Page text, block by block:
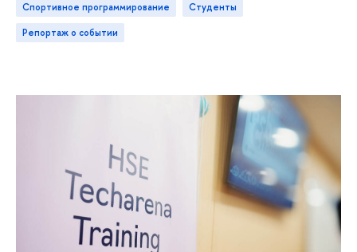
Спортивное программирование
студенты
репортаж о событии